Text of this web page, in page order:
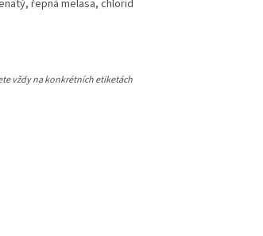
řepná melasa, chlorid
vždy na konkrétních etiketách